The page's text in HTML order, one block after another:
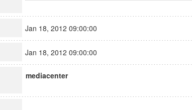
Jan 18, 2012 09:00:00
Jan 18, 2012 09:00:00
mediacenter